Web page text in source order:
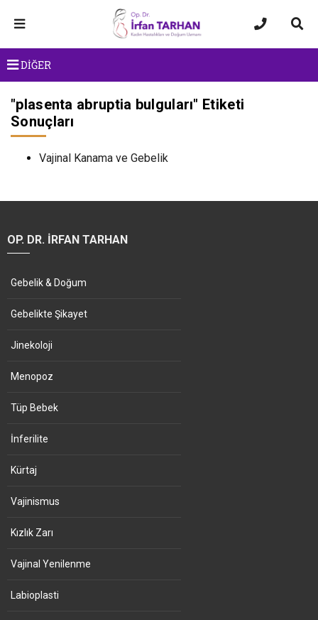
DİĞER
"plasenta abruptia bulguları" Etiketi
Sonuçları
Vajinal Kanama ve Gebelik
OP. DR. İRFAN TARHAN
Gebelik & Doğum
Gebelikte Şikayet
Jinekoloji
Menopoz
Tüp Bebek
İnferilite
Kürtaj
Vajinismus
Kızlık Zarı
Vajinal Yenilenme
Labioplasti